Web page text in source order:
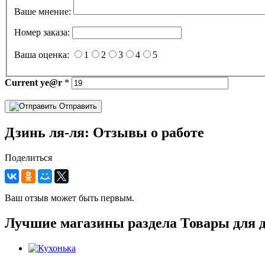
Ваше мнение:
Номер заказа:
Ваша оценка: 1 2 3 4 5
Current ye@r *
Отправить
Дзинь ля-ля: Отзывы о работе
Поделиться
Ваш отзыв может быть первым.
Лучшие магазины раздела Товары для